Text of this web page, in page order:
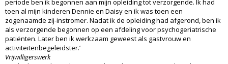
periode ben ik begonnen aan mijn opleiding tot verzorgende. Ik had
toen al mijn kinderen Dennie en Daisy en ik was toen een
zogenaamde zij-instromer. Nadat ik de opleiding had afgerond, ben ik
als verzorgende begonnen op een afdeling voor psychogeriatrische
patiënten. Later ben ik werkzaam geweest als gastvrouw en
activiteitenbegeleidster.’
Vrijwilligerswerk